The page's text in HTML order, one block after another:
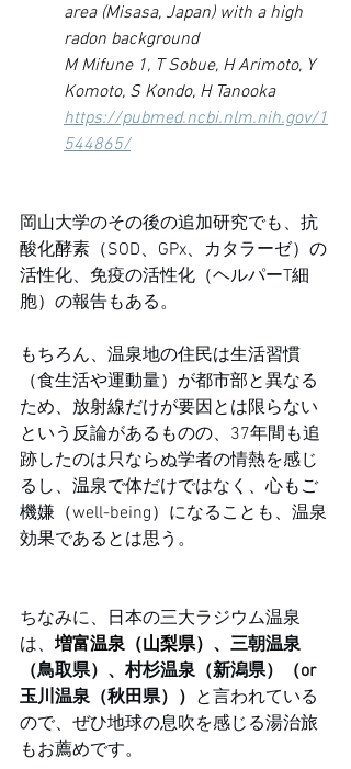
area (Misasa, Japan) with a high
radon background
M Mifune 1, T Sobue, H Arimoto, Y
Komoto, S Kondo, H Tanooka
https://pubmed.ncbi.nlm.nih.gov/1
544865/
岡山大学のその後の追加研究でも、抗
酸化酵素（SOD、GPx、カタラーゼ）の
活性化、免疫の活性化（ヘルパーT細
胞）の報告もある。
もちろん、温泉地の住民は生活習慣
（食生活や運動量）が都市部と異なる
ため、放射線だけが要因とは限らない
という反論があるものの、37年間も追
跡したのは只ならぬ学者の情熱を感じ
るし、温泉で体だけではなく、心もご
機嫌（well-being）になることも、温泉
効果であるとは思う。
ちなみに、日本の三大ラジウム温泉
は、 増富温泉（山梨県）、 三朝温泉
（鳥取県）、村杉温泉（新潟県）（or
玉川温泉（秋田県）） と言われている
ので、ぜひ地球の息吹を感じる湯治旅
もお薦めです。